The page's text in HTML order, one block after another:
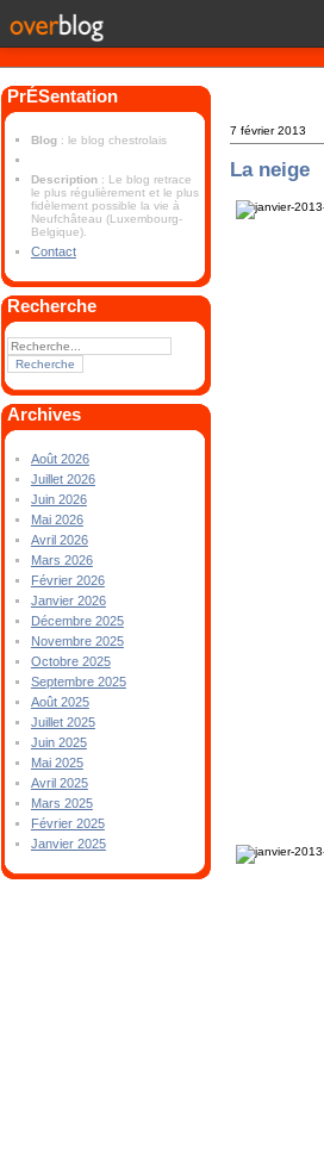
PrÉSentation
Blog : le blog chestrolais
Description : Le blog retrace
le plus régulièrement et le plus
fidèlement possible la vie à
Neufchâteau (Luxembourg-
Belgique).
Contact
Recherche
Archives
Août 2026
Juillet 2026
Juin 2026
Mai 2026
Avril 2026
Mars 2026
Février 2026
Janvier 2026
Décembre 2025
Novembre 2025
Octobre 2025
Septembre 2025
Août 2025
Juillet 2025
Juin 2025
Mai 2025
Avril 2025
Mars 2025
Février 2025
Janvier 2025
7 février 2013
La neige